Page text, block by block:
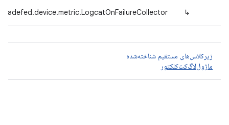
↳
زیرکلاس‌های مستقیم شناخته‌شده
ماژول‌لاگ‌کت‌کلکتور